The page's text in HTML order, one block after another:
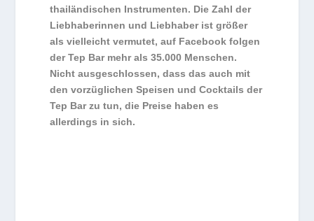
thailändischen Instrumenten. Die Zahl der
Liebhaberinnen und Liebhaber ist größer
als vielleicht vermutet, auf Facebook folgen
der Tep Bar mehr als 35.000 Menschen.
Nicht ausgeschlossen, dass das auch mit
den vorzüglichen Speisen und Cocktails der
Tep Bar zu tun, die Preise haben es
allerdings in sich.